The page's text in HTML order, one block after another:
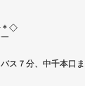
＊◇
ス７分、中千本口ま